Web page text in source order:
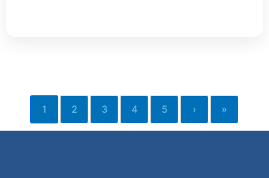
1 2 3 4 5 › »